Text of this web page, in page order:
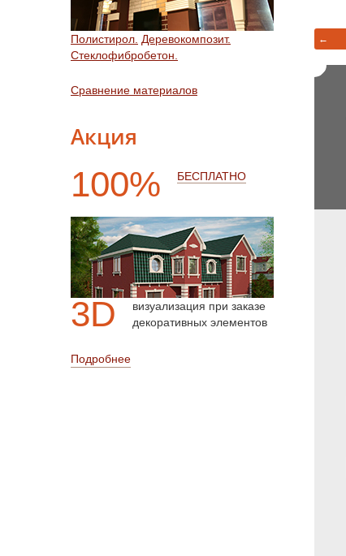
Полистирол. Деревокомпозит.
Стеклофибробетон.
Сравнение материалов
Акция
100% БЕСПЛАТНО
3D
визуализация при заказе
декоративных элементов
Подробнее
←